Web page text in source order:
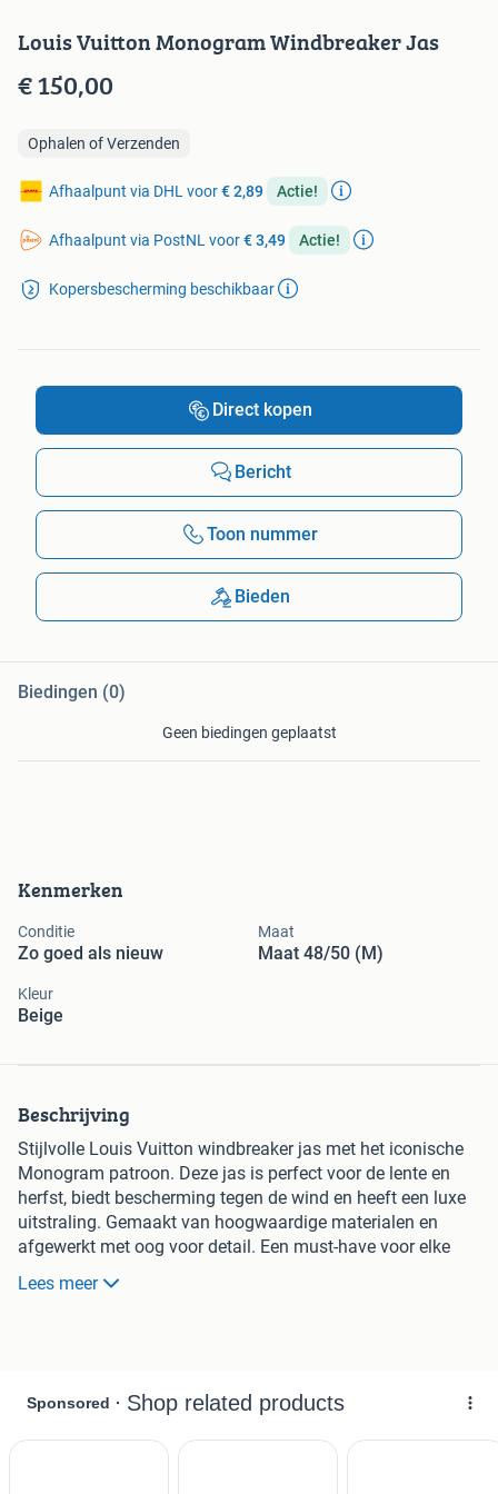
Kenmerken
Conditie
Zo goed als nieuw
Maat
Maat 48/50 (M)
Kleur
Beige
Beschrijving
Stijlvolle Louis Vuitton windbreaker jas met het iconische
Monogram patroon. Deze jas is perfect voor de lente en
herfst, biedt bescherming tegen de wind en heeft een luxe
uitstraling. Gemaakt van hoogwaardige materialen en
afgewerkt met oog voor detail. Een must-have voor elke
Louis Vuitton liefhebber.
Lees meer
Louis Vuitton Monogram Windbreaker Jas
€ 150,00
Ophalen of Verzenden
Afhaalpunt via DHL voor€ 2,89 Actie!
Afhaalpunt via PostNL voor€ 3,49 Actie!
Kopersbescherming beschikbaar
Direct kopen
Bericht
Toon nummer
Bieden
Biedingen (0)
Geen biedingen geplaatst